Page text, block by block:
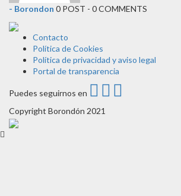
- Borondon 0 POST - 0 COMMENTS
Contacto
Política de Cookies
Política de privacidad y aviso legal
Portal de transparencia
Puedes seguirnos en
Copyright Borondón 2021